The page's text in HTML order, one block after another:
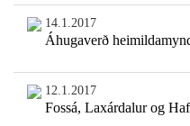
14.1.2017
Áhugaverð
12.1.2017
Fossá, Laxárdalur og